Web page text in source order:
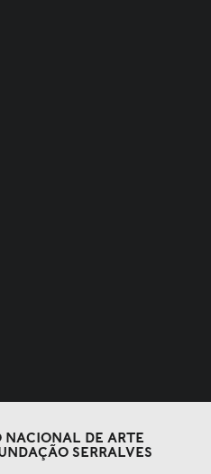
NACIONAL DE ARTE
SERRALVES